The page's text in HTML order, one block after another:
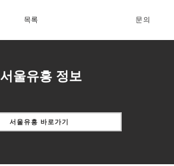
목록 문의
서울유흥 정보
서울유흥 바로가기